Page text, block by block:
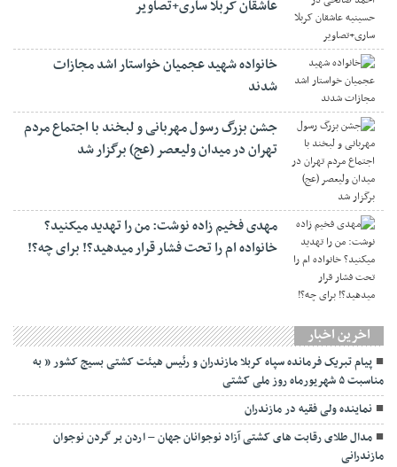
عاشقان کربلا ساری+تصاویر
خانواده شهید عجمیان خواستار اشد مجازات
شدند
جشن بزرگ رسول مهربانی و لبخند با اجتماع مردم
تهران در میدان ولیعصر (عج) برگزار شد
مهدی فخیم زاده نوشت: من را تهدید میکنید؟
خانواده ام را‌ تحت فشار قرار میدهید؟! برای چه؟!
اخرین اخبار
پیام تبریک فرمانده سپاه کربلا مازندران و رئیس هیئت کشتی بسیج کشور ” به
مناسبت ۵ شهریورماه روز ملی کشتی
نماينده ولی فقیه در مازندران
مدال طلای رقابت های کشتی آزاد نوجوانان جهان – اردن بر گردن نوجوان
مازندرانی